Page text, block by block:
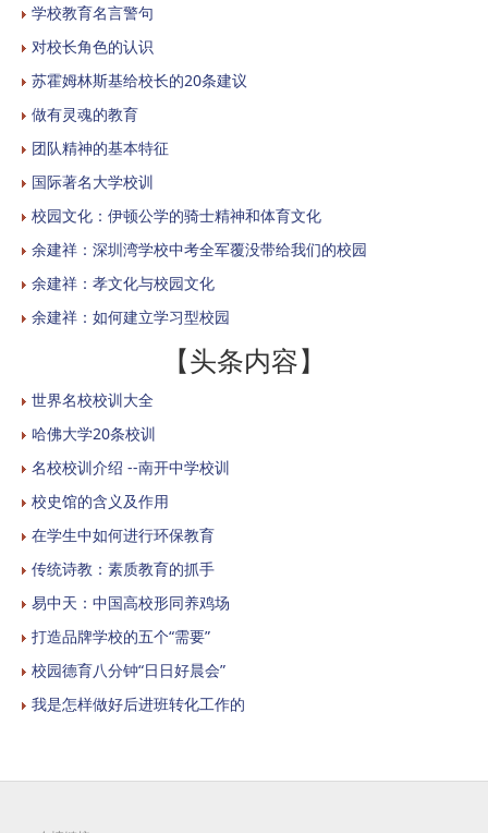
学校教育名言警句
对校长角色的认识
苏霍姆林斯基给校长的20条建议
做有灵魂的教育
团队精神的基本特征
国际著名大学校训
校园文化：伊顿公学的骑士精神和体育文化
余建祥：深圳湾学校中考全军覆没带给我们的校园
余建祥：孝文化与校园文化
余建祥：如何建立学习型校园
【头条内容】
世界名校校训大全
哈佛大学20条校训
名校校训介绍 --南开中学校训
校史馆的含义及作用
在学生中如何进行环保教育
传统诗教：素质教育的抓手
易中天：中国高校形同养鸡场
打造品牌学校的五个“需要”
校园德育八分钟“日日好晨会”
我是怎样做好后进班转化工作的